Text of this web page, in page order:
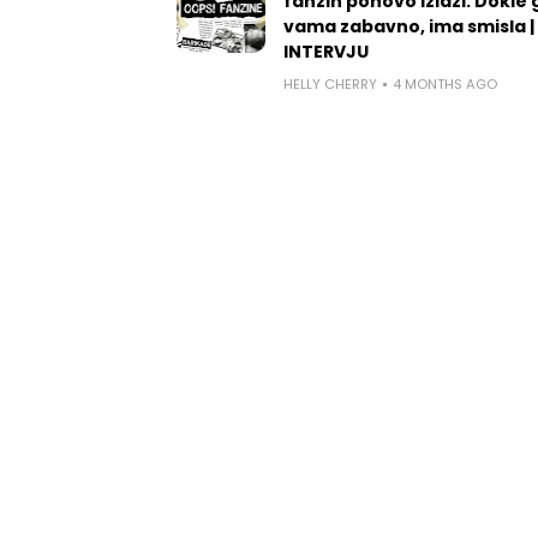
vama zabavno, ima smisla |
INTERVJU
HELLY CHERRY 4 MONTHS AGO